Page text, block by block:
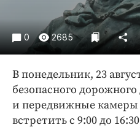
Экономика и
ПРОЕКТЫ
Издания
Медиаперсона
Интересное чтиво
0 2685
В понедельник, 23
безопасного
и передвижные камеры
встретить с 9:00 до